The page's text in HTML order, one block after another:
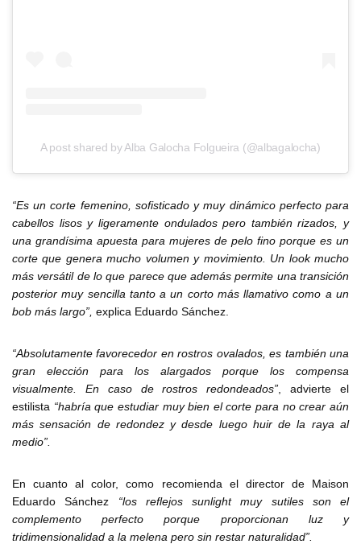
A post shared by Alba Galocha Folgueira (@albagalocha)
“Es un corte femenino, sofisticado y muy dinámico perfecto para
cabellos lisos y ligeramente ondulados pero también rizados, y
una grandísima apuesta para mujeres de pelo fino porque es un
corte que genera mucho volumen y movimiento. Un look mucho
más versátil de lo que parece que además permite una transición
posterior muy sencilla tanto a un corto más llamativo como a un
bob más largo”, explica Eduardo Sánchez.
“Absolutamente favorecedor en rostros ovalados, es también una
gran elección para los alargados porque los compensa
visualmente. En caso de rostros redondeados” , advierte el
estilista “habría que estudiar muy bien el corte para no crear aún
más sensación de redondez y desde luego huir de la raya al
medio”.
En cuanto al color, como recomienda el director de Maison
Eduardo Sánchez “los reflejos sunlight muy sutiles son el
complemento perfecto porque proporcionan luz y
tridimensionalidad a la melena pero sin restar naturalidad”.